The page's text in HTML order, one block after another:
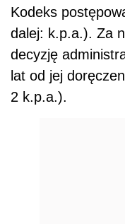
Kodeks
dalej: k.p.a.). Za
decyzję
lat od jej
2 k.p.a.).